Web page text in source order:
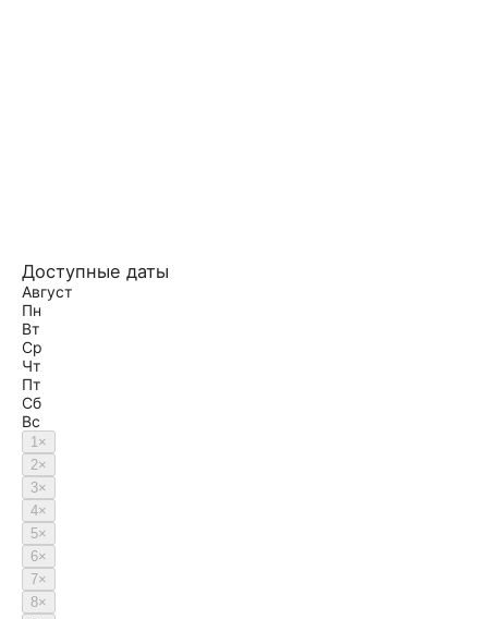
Доступные даты
Август
Пн
Вт
Ср
Чт
Пт
Сб
Вс
1×
2×
3×
4×
5×
6×
7×
8×